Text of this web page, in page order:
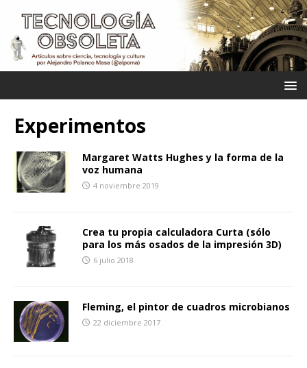
Experimentos
Margaret Watts Hughes y la forma de la
voz humana
4 noviembre 2019
Crea tu propia calculadora Curta (sólo
para los más osados de la impresión 3D)
6 julio 2018
Fleming, el pintor de cuadros microbianos
22 diciembre 2017